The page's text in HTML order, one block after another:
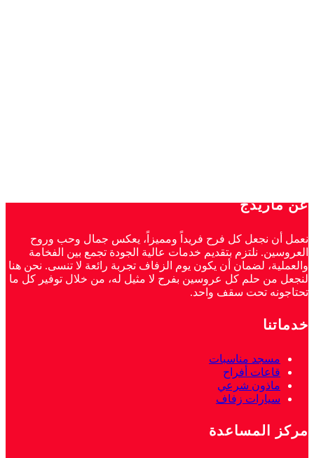
عن ماريدج
نعمل أن نجعل كل فرح فريداً ومميزاً، يعكس جمال وحب وروح
العروسين. نلتزم بتقديم خدمات عالية الجودة تجمع بين الفخامة
والعملية، لضمان أن يكون يوم الزفاف تجربة رائعة لا تنسى. نحن هنا
لنجعل من حلم كل عروسين بفرح لا مثيل له، من خلال توفير كل ما
تحتاجونه تحت سقف واحد.
خدماتنا
مسجد مناسبات
قاعات أفراح
ماذون شرعي
سيارات زفاف
مركز المساعدة